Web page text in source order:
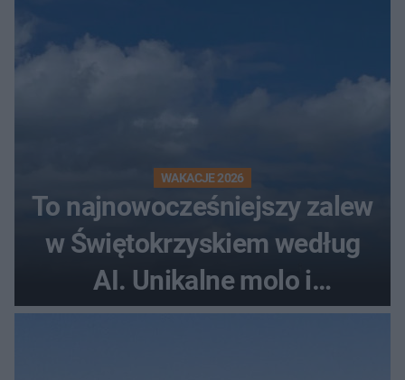
WAKACJE 2026
To najnowocześniejszy zalew
w Świętokrzyskiem według
AI. Unikalne molo i
promenada